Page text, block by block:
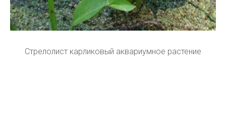
Стрелолист карликовый аквариумное растение